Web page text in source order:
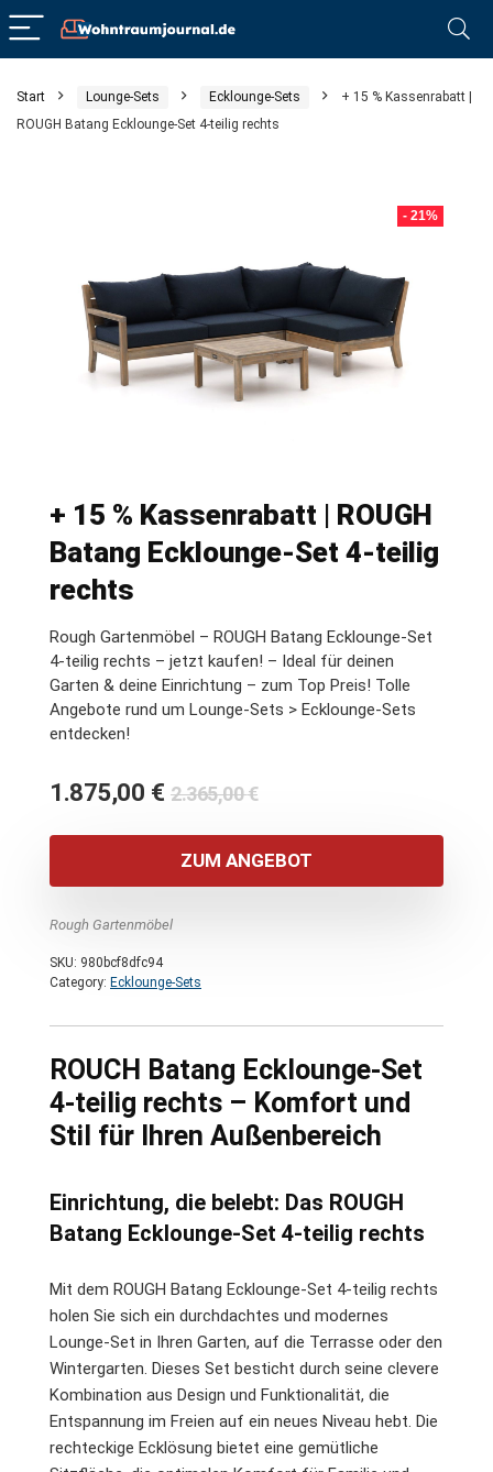
Start Lounge-Sets Ecklounge-Sets
+ 15 % Kassenrabatt |
ROUGH Batang Ecklounge-Set 4-teilig rechts
- 21%
+ 15 % Kassenrabatt | ROUGH
Batang Ecklounge-Set 4-teilig
rechts
Rough Gartenmöbel – ROUGH Batang Ecklounge-Set
4-teilig rechts – jetzt kaufen! – Ideal für deinen
Garten & deine Einrichtung – zum Top Preis! Tolle
Angebote rund um Lounge-Sets > Ecklounge-Sets
entdecken!
2.365,00€Ursprünglicher
war:
2.365,00 €
1.875,00 €
Aktueller
ist:
1.875,00 €.
ZUM ANGEBOT
Rough Gartenmöbel
SKU: 980bcf8dfc94
Category: Ecklounge-Sets
ROUCH Batang Ecklounge-Set
4-teilig rechts – Komfort und
Stil für Ihren Außenbereich
Einrichtung, die belebt: Das ROUGH
Batang Ecklounge-Set 4-teilig rechts
Mit dem ROUGH Batang Ecklounge-Set 4-teilig rechts
holen Sie sich ein durchdachtes und modernes
Lounge-Set in Ihren Garten, auf die Terrasse oder den
Wintergarten. Dieses Set besticht durch seine clevere
Kombination aus Design und Funktionalität, die
Entspannung im Freien auf ein neues Niveau hebt. Die
rechteckige Ecklösung bietet eine gemütliche